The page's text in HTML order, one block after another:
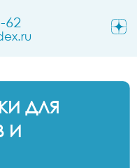
62
ДЛЯ
И